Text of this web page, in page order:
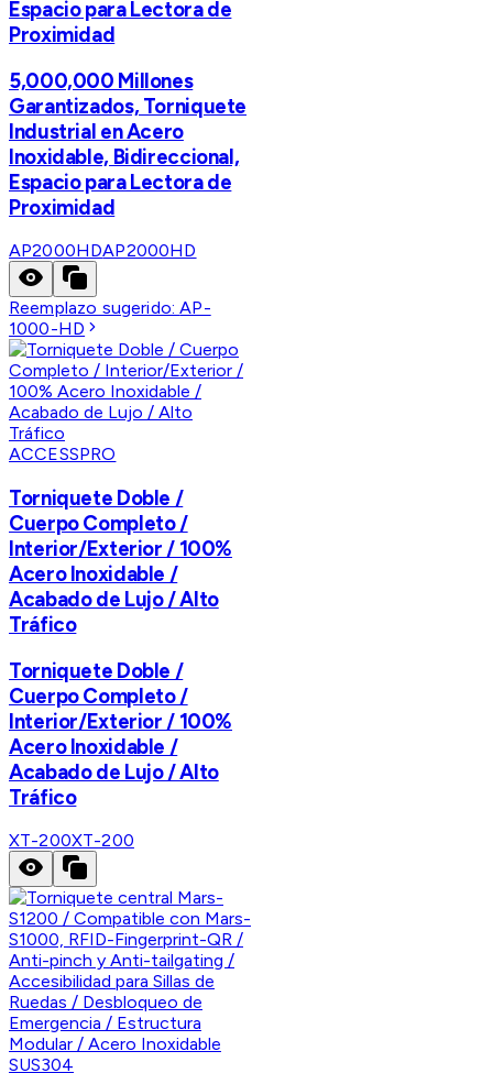
Espacio para Lectora de
Proximidad
5,000,000 Millones
Garantizados, Torniquete
Industrial en Acero
Inoxidable, Bidireccional,
Espacio para Lectora de
Proximidad
AP2000HDAP2000HD
Reemplazo sugerido:AP-
1000-HD
ACCESSPRO
Torniquete Doble /
Cuerpo Completo /
Interior/Exterior / 100%
Acero Inoxidable /
Acabado de Lujo / Alto
Tráfico
Torniquete Doble /
Cuerpo Completo /
Interior/Exterior / 100%
Acero Inoxidable /
Acabado de Lujo / Alto
Tráfico
XT-200XT-200